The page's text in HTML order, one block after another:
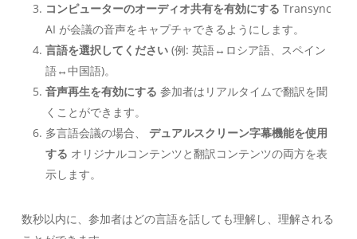
コンピューターのオーディオ共有を有効にする Transync
AI が会議の音声をキャプチャできるようにします。
言語を選択してください(例: 英語↔ロシア語、スペイン
語↔中国語)。
音声再生を有効にする 参加者はリアルタイムで翻訳を聞
くことができます。
多言語会議の場合、 デュアルスクリーン字幕機能を使用
する オリジナルコンテンツと翻訳コンテンツの両方を表
示します。
数秒以内に、参加者はどの言語を話しても理解し、理解される